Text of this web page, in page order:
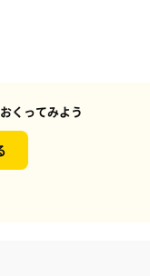
くってみよう